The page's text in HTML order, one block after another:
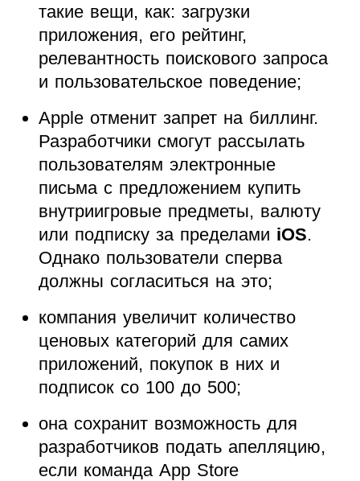
такие вещи, как: загрузки
приложения, его рейтинг,
релевантность поискового запроса
и пользовательское поведение;
Apple отменит запрет на биллинг.
Разработчики смогут рассылать
пользователям электронные
письма с предложением купить
внутриигровые предметы, валюту
или подписку за пределами iOS.
Однако пользователи сперва
должны согласиться на это;
компания увеличит количество
ценовых категорий для самих
приложений, покупок в них и
подписок со 100 до 500;
она сохранит возможность для
разработчиков подать апелляцию,
если команда App Store